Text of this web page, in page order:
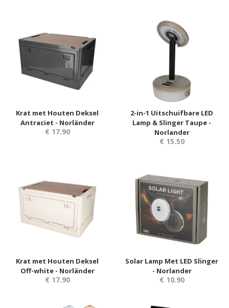
Krat met Houten Deksel
Antraciet - Norländer
€ 17.90
2-in-1 Uitschuifbare LED
Lamp & Slinger Taupe -
Norlander
€ 15.50
Krat met Houten Deksel
Off-white - Norländer
€ 17.90
Solar Lamp Met LED Slinger
- Norlander
€ 10.90